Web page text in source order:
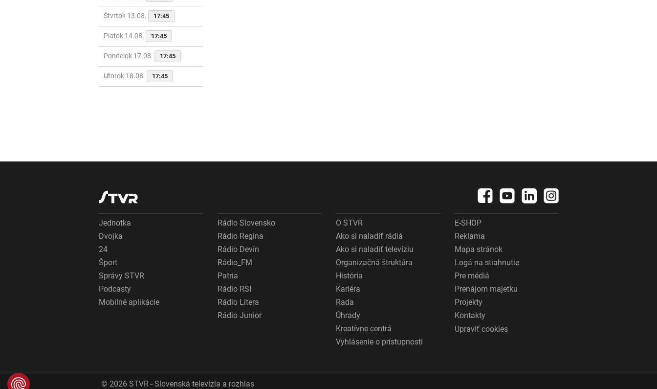
Štvrtok 13.08. 17:45
Piatok 14.08. 17:45
Pondelok 17.08. 17:45
Utorok 18.08. 17:45
Jednotka
Dvojka
24
Šport
Správy STVR
Podcasty
Mobilné aplikácie
Rádio Slovensko
Rádio Regina
Rádio Devín
Rádio_FM
Patria
Rádio RSI
Rádio Litera
Rádio Junior
O STVR
Ako si naladiť rádiá
Ako si naladiť televíziu
Organizačná štruktúra
História
Kariéra
Rada
Úhrady
Kreatívne centrá
Vyhlásenie o prístupnosti
E-SHOP
Reklama
Mapa stránok
Logá na stiahnutie
Pre médiá
Prenájom majetku
Projekty
Kontakty
Upraviť cookies
© 2026 STVR - Slovenská televízia a rozhlas